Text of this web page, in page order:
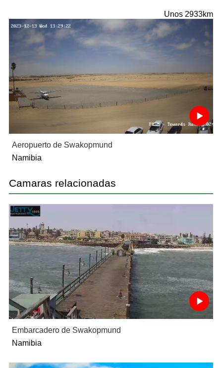
Unos 2933km
Aeropuerto de Swakopmund
Namibia
Camaras relacionadas
Embarcadero de Swakopmund
Namibia